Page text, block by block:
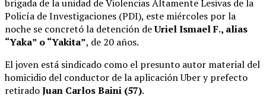
brigada de la unidad de Violencias Altamente Lesivas de la
Policía de Investigaciones (PDI), este miércoles por la
noche se concretó la detención deUriel Ismael F., alias
“Yaka” o “Yakita”, de 20 años.
El joven está sindicado como el presunto autor material del
homicidio del conductor de la aplicación Uber y prefecto
retiradoJuan Carlos Baini (57).